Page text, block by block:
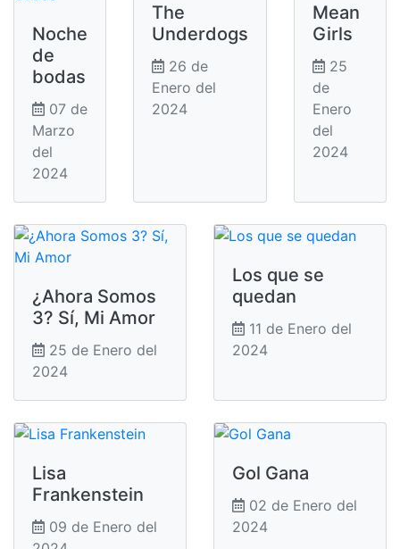
Noche
de
bodas
07 de
Marzo
del
2024
The
Underdogs
26 de
Enero del
2024
Mean
Girls
25
de
Enero
del
2024
¿Ahora Somos
3? Sí, Mi Amor
25 de Enero del
2024
Los que se
quedan
11 de Enero del
2024
Lisa
Frankenstein
09 de Enero del
Gol Gana
02 de Enero del
2024